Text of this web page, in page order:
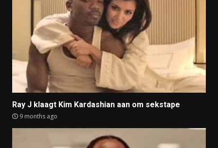
Ray J klaagt Kim Kardashian aan om sekstape
9 months ago